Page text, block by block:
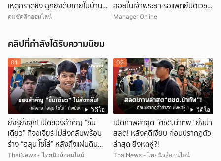
เหตุกราดยิง ถูกยิงดับภายในบ้าน
พัก
คมชัดลึกออนไลน์
ลอยในเจ้าพระยา รอแพทย์นิติเวช-
ตร.มาตรวจสอบ
Manager Online
คลิปที่กำลังได้รับความนิยม
วิดีโอ
01
ยิ่งรู้ยิ่งจุก! เปิดของสำคัญ “ชิ้น
เดียว” ที่จอเจียร์ ไม่ส่งกลับพร้อม
ร่าง “ฮลุน โซโล่” หลังถึงแผ่นดิน
ไทย!
ThaiNews - ไทยนิวส์ออนไลน์
วิดีโอ
02
เปิดภาพล่าสุด “ตชด.นำทัพ” ยิ่งน่า
สลด! หลังคดีเงียบ ก่อนปรากฎตัว
ล่าสุด ยิ่งหดหู่?!
ThaiNews - ไทยนิวส์ออนไลน์